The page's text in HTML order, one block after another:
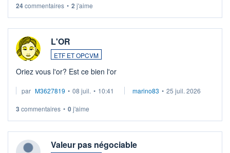
24commentaires • 2 j'aime
L'OR
ETF ET OPCVM
Oriez vous l'or? Est ce bien l'or
par M3627819 • 08 juil. • 10:41 marino83 • 25 juil. 2026
3 commentaires • 0j'aime
Valeur pas négociable